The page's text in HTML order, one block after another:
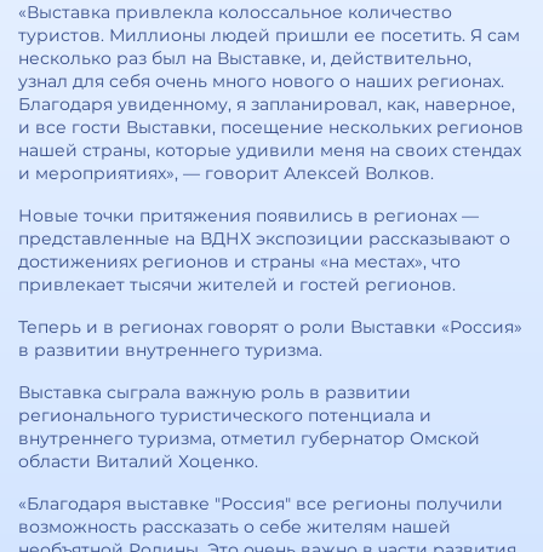
«Выставка привлекла колоссальное количество
туристов. Миллионы людей пришли ее посетить. Я сам
несколько раз был на Выставке, и, действительно,
узнал для себя очень много нового о наших регионах.
Благодаря увиденному, я запланировал, как, наверное,
и все гости Выставки, посещение нескольких регионов
нашей страны, которые удивили меня на своих стендах
и мероприятиях», — говорит Алексей Волков.
Новые точки притяжения появились в регионах —
представленные на ВДНХ экспозиции рассказывают о
достижениях регионов и страны «на местах», что
привлекает тысячи жителей и гостей регионов.
Теперь и в регионах говорят о роли Выставки «Россия»
в развитии внутреннего туризма.
Выставка сыграла важную роль в развитии
регионального туристического потенциала и
внутреннего туризма, отметил губернатор Омской
области Виталий Хоценко.
«Благодаря выставке "Россия" все регионы получили
возможность рассказать о себе жителям нашей